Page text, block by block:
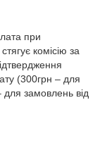
при
комісію за
(300грн – для
замовлень від